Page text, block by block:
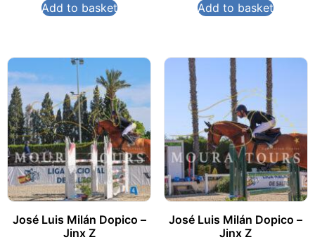
Add to basket Add to basket
José Luis Milán Dopico –
Jinx Z
José Luis Milán Dopico –
Jinx Z